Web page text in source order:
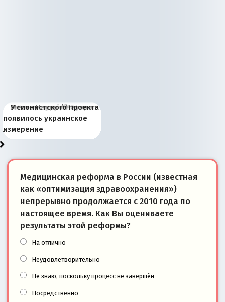
Киевская марионетка
Запада рассказала о
«переобувании» хозяев
В России назрели
перемены: 15 шагов к
суверенной экономике
Миграционный пожар
Европы
Россия начинает
сбрасывать балласт
Анкориджа
Россия зимой 1904
года: первые уступки во
внутренней политике
Русская нация вчера и
сегодня
Почему правый крах в
Варшаве не поможет её
отношениям с Россией?
Место Науру / Науэро в
современной истории
Южной Осетии
У сионистского проекта
появилось украинское
измерение
Медицинская реформа в России (известная
как «оптимизация здравоохранения»)
непрерывно продолжается с 2010 года по
настоящее время. Как Вы оцениваете
результаты этой реформы?
На отлично
Неудовлетворительно
Не знаю, поскольку процесс не завершён
Посредственно